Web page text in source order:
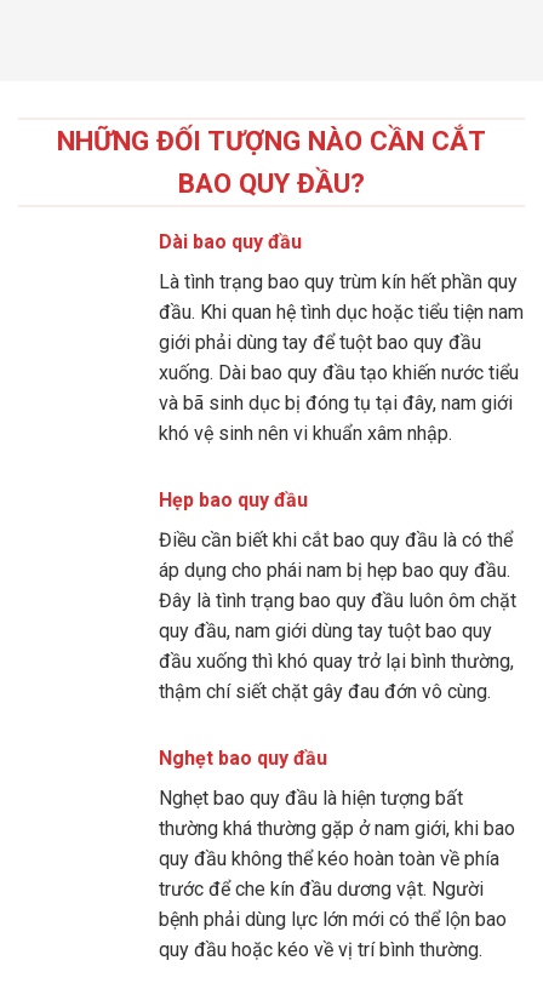
NHỮNG ĐỐI TƯỢNG NÀO CẦN CẮT
BAO QUY ĐẦU?
Dài bao quy đầu
Là tình trạng bao quy trùm kín hết phần quy
đầu. Khi quan hệ tình dục hoặc tiểu tiện nam
giới phải dùng tay để tuột bao quy đầu
xuống. Dài bao quy đầu tạo khiến nước tiểu
và bã sinh dục bị đóng tụ tại đây, nam giới
khó vệ sinh nên vi khuẩn xâm nhập.
Hẹp bao quy đầu
Điều cần biết khi cắt bao quy đầu là có thể
áp dụng cho phái nam bị hẹp bao quy đầu.
Đây là tình trạng bao quy đầu luôn ôm chặt
quy đầu, nam giới dùng tay tuột bao quy
đầu xuống thì khó quay trở lại bình thường,
thậm chí siết chặt gây đau đớn vô cùng.
Nghẹt bao quy đầu
Nghẹt bao quy đầu là hiện tượng bất
thường khá thường gặp ở nam giới, khi bao
quy đầu không thể kéo hoàn toàn về phía
trước để che kín đầu dương vật. Người
bệnh phải dùng lực lớn mới có thể lộn bao
quy đầu hoặc kéo về vị trí bình thường.